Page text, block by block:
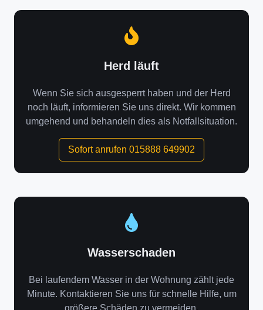
Herd läuft
Wenn Sie sich ausgesperrt haben und der Herd
noch läuft, informieren Sie uns direkt. Wir kommen
umgehend und behandeln dies als Notfallsituation.
Sofort anrufen 015888 649902
Wasserschaden
Bei laufendem Wasser in der Wohnung zählt jede
Minute. Kontaktieren Sie uns für schnelle Hilfe, um
größere Schäden zu vermeiden.